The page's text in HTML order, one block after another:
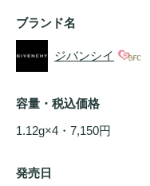
ブランド名
ジバンシイ
容量・税込価格
1.12g×4・7,150円
発売日